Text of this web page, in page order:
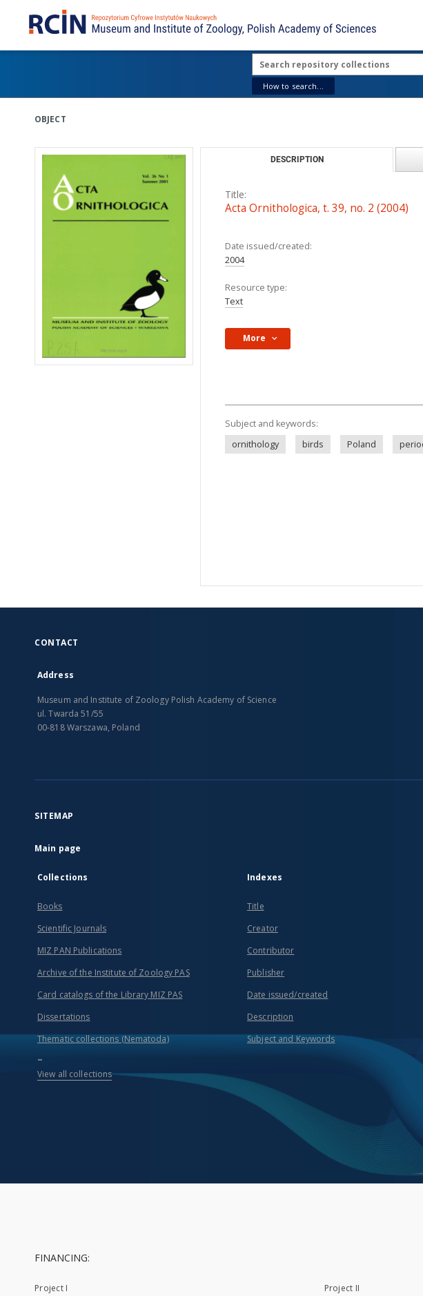
How to search...
OBJECT
DESCRIPTION
Title:
Acta Ornithologica, t. 39, no. 2 (2004)
Date issued/created:
2004
Resource type:
Text
More
Subject and keywords:
ornithology
birds Poland
CONTACT
Address
Museum and Institute of Zoology Polish Academy of Science
ul. Twarda 51/55
00-818 Warszawa, Poland
SITEMAP
Main page
Collections
Books
Scientific Journals
MIZ PAN Publications
Archive of the Institute of Zoology PAS
Card catalogs of the Library MIZ PAS
Dissertations
Thematic collections (Nematoda)
...
View all collections
Indexes
Title
Creator
Contributor
Publisher
Date issued/created
Description
Subject and Keywords
FINANCING:
Project I Project II